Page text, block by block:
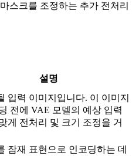
스크를 조정하는 추가 전처리
설명
입력 이미지입니다. 이 이미지
전에 VAE 모델의 예상 입력
게 전처리 및 크기 조정을 거
잠재 표현으로 인코딩하는 데